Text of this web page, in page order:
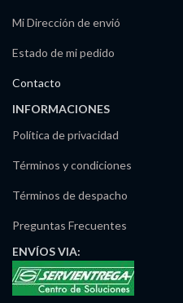
Mi Dirección de envió
Estado de mi pedido
Contacto
INFORMACIONES
Política de privacidad
Términos y condiciones
Términos de despacho
Preguntas Frecuentes
ENVÍOSVIA: